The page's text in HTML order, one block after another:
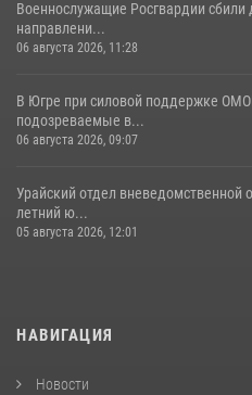
Военнослужащие Росгвардии
направлени...
06 августа 2026, 11:28
В Югре при силовой поддержке
подозреваемые в...
06 августа 2026, 09:07
Урайский отдел вневедомственной
летний ю...
05 августа 2026, 12:01
НАВИГАЦИЯ
Новости